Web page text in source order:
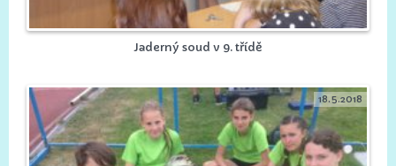
Jaderný soud v 9. třídě
18.5.2018